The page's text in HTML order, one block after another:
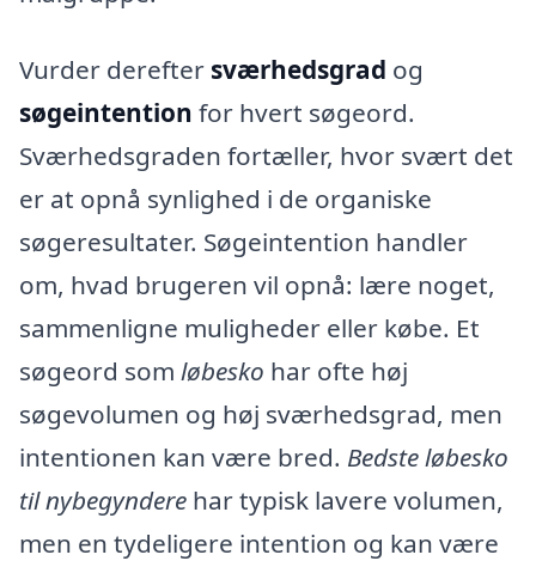
Vurder derefter sværhedsgrad og
søgeintention for hvert søgeord.
Sværhedsgraden fortæller, hvor svært det
er at opnå synlighed i de organiske
søgeresultater. Søgeintention handler
om, hvad brugeren vil opnå: lære noget,
sammenligne muligheder eller købe. Et
søgeord som løbesko har ofte høj
søgevolumen og høj sværhedsgrad, men
intentionen kan være bred. Bedste løbesko
til nybegyndere har typisk lavere volumen,
men en tydeligere intention og kan være